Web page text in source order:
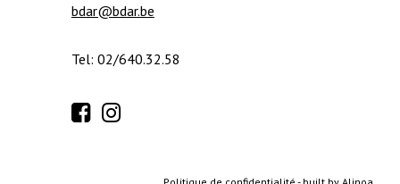
bdar@bdar.be
Tel: 02/640.32.58